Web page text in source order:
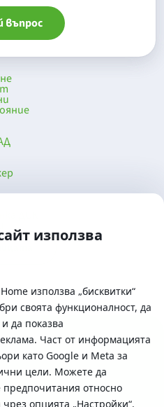
използва
използва „бисквитки“
своята функционалност, да
да показва
Част от информацията
като Google и Meta за
цели. Можете да
предпочитания относно
чрез опцията „Настройки“.
въпрос
ДСК